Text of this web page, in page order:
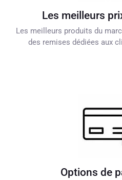
Les meilleurs
Les meilleurs produits du
des remises dédiées aux
Options de